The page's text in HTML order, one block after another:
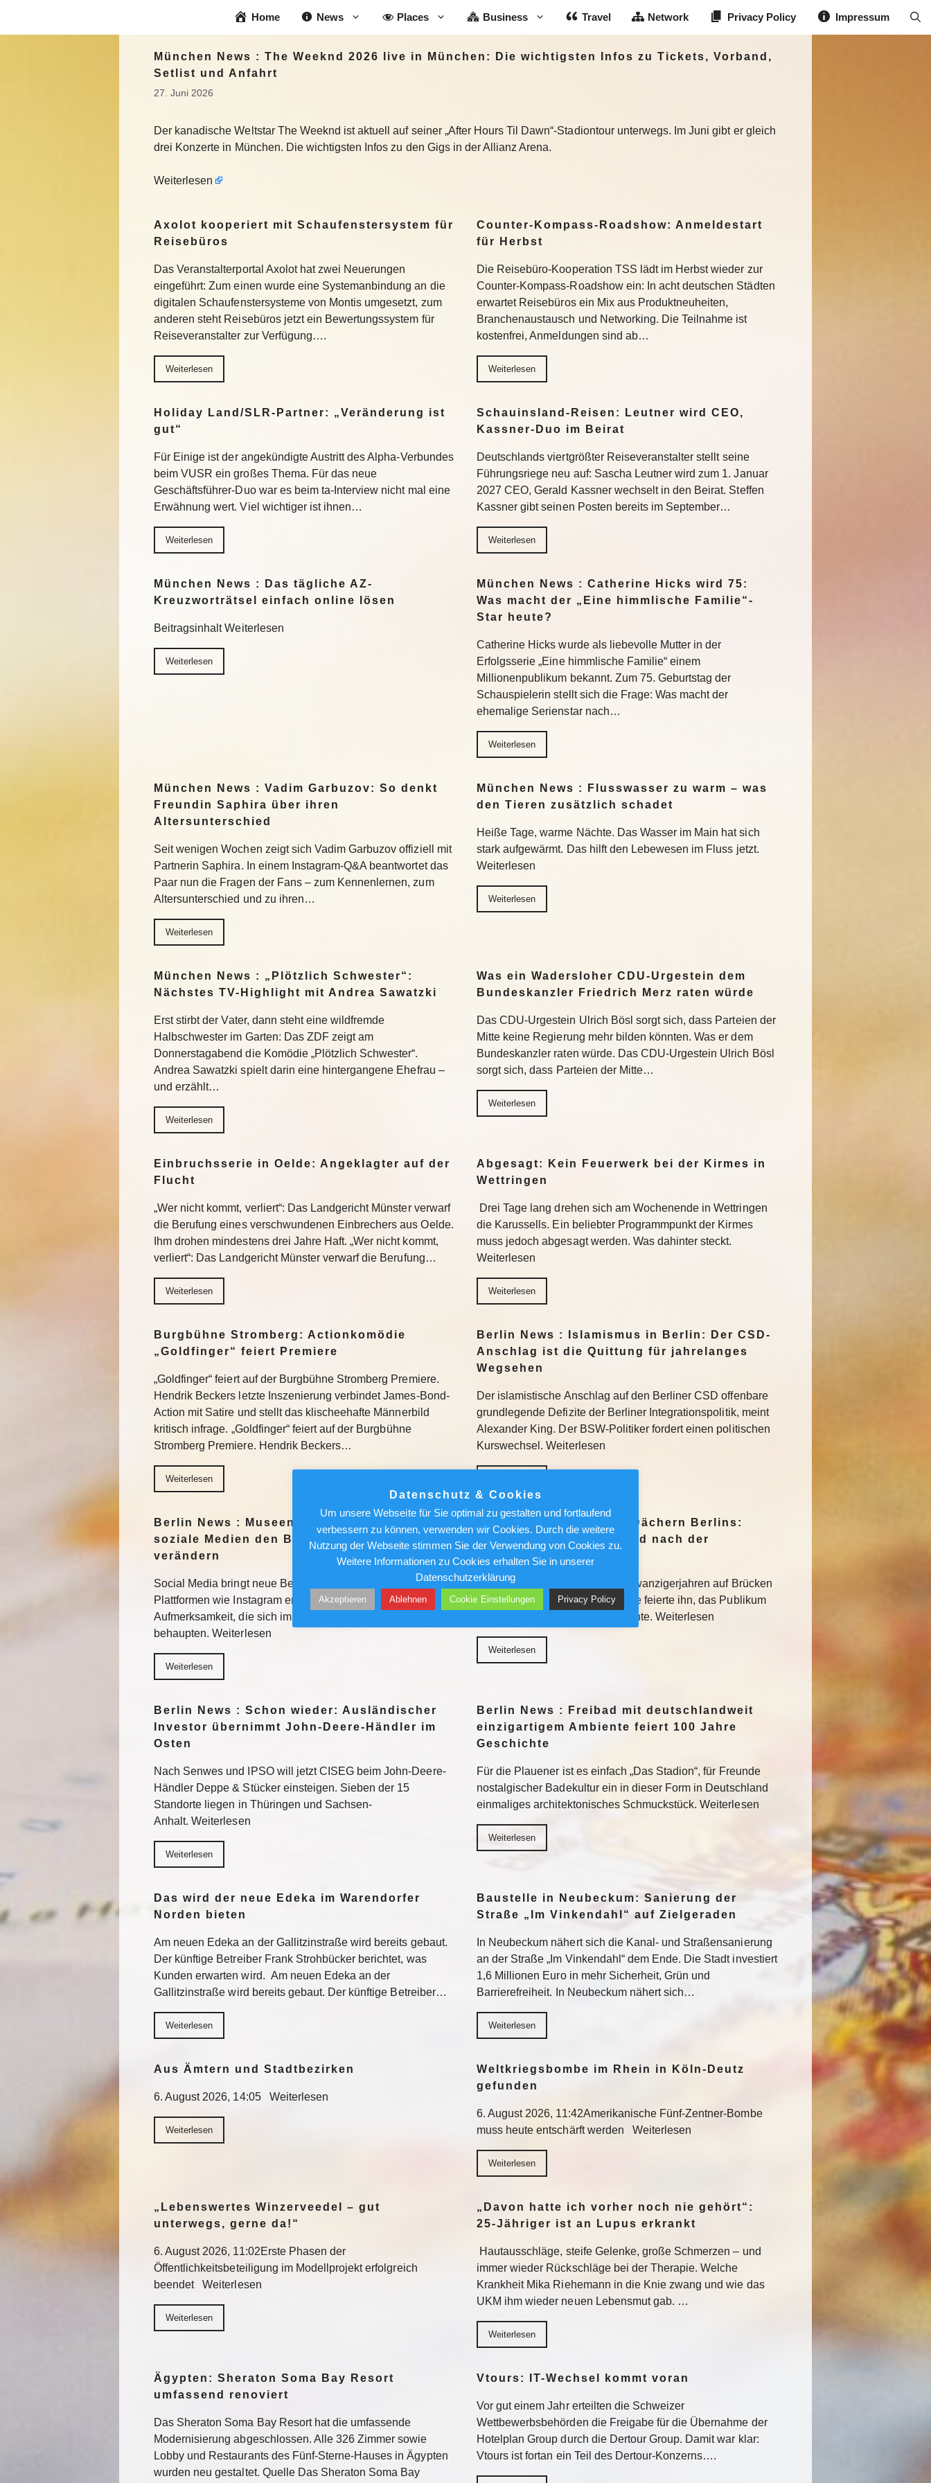
Home News Places Business Travel Network Privacy Policy Impressum
München News : The Weeknd 2026 live in München: Die wichtigsten Infos zu Tickets, Vorband,
Setlist und Anfahrt
27. Juni 2026
Der kanadische Weltstar The Weeknd ist aktuell auf seiner „After Hours Til Dawn“-Stadiontour unterwegs. Im Juni gibt er gleich
drei Konzerte in München. Die wichtigsten Infos zu den Gigs in der Allianz Arena.
Weiterlesen
Axolot kooperiert mit Schaufenstersystem für
Reisebüros
Das Veranstalterportal Axolot hat zwei Neuerungen
eingeführt: Zum einen wurde eine Systemanbindung an die
digitalen Schaufenstersysteme von Montis umgesetzt, zum
anderen steht Reisebüros jetzt ein Bewertungssystem für
Reiseveranstalter zur Verfügung….
Weiterlesen
Counter-Kompass-Roadshow: Anmeldestart
für Herbst
Die Reisebüro-Kooperation TSS lädt im Herbst wieder zur
Counter-Kompass-Roadshow ein: In acht deutschen Städten
erwartet Reisebüros ein Mix aus Produktneuheiten,
Branchenaustausch und Networking. Die Teilnahme ist
kostenfrei, Anmeldungen sind ab…
Weiterlesen
Holiday Land/SLR-Partner: „Veränderung ist
gut“
Für Einige ist der angekündigte Austritt des Alpha-Verbundes
beim VUSR ein großes Thema. Für das neue
Geschäftsführer-Duo war es beim ta-Interview nicht mal eine
Erwähnung wert. Viel wichtiger ist ihnen…
Weiterlesen
Schauinsland-Reisen: Leutner wird CEO,
Kassner-Duo im Beirat
Deutschlands viertgrößter Reiseveranstalter stellt seine
Führungsriege neu auf: Sascha Leutner wird zum 1. Januar
2027 CEO, Gerald Kassner wechselt in den Beirat. Steffen
Kassner gibt seinen Posten bereits im September…
Weiterlesen
München News : Das tägliche AZ-
Kreuzworträtsel einfach online lösen
Beitragsinhalt Weiterlesen
Weiterlesen
München News : Catherine Hicks wird 75:
Was macht der „Eine himmlische Familie“-
Star heute?
Catherine Hicks wurde als liebevolle Mutter in der
Erfolgsserie „Eine himmlische Familie“ einem
Millionenpublikum bekannt. Zum 75. Geburtstag der
Schauspielerin stellt sich die Frage: Was macht der
ehemalige Serienstar nach…
Weiterlesen
München News : Vadim Garbuzov: So denkt
Freundin Saphira über ihren
Altersunterschied
Seit wenigen Wochen zeigt sich Vadim Garbuzov offiziell mit
Partnerin Saphira. In einem Instagram-Q&A beantwortet das
Paar nun die Fragen der Fans – zum Kennenlernen, zum
Altersunterschied und zu ihren…
Weiterlesen
München News : Flusswasser zu warm – was
den Tieren zusätzlich schadet
Heiße Tage, warme Nächte. Das Wasser im Main hat sich
stark aufgewärmt. Das hilft den Lebewesen im Fluss jetzt.
Weiterlesen
Weiterlesen
München News : „Plötzlich Schwester“:
Nächstes TV-Highlight mit Andrea Sawatzki
Erst stirbt der Vater, dann steht eine wildfremde
Halbschwester im Garten: Das ZDF zeigt am
Donnerstagabend die Komödie „Plötzlich Schwester“.
Andrea Sawatzki spielt darin eine hintergangene Ehefrau –
und erzählt…
Weiterlesen
Was ein Wadersloher CDU-Urgestein dem
Bundeskanzler Friedrich Merz raten würde
Das CDU-Urgestein Ulrich Bösl sorgt sich, dass Parteien der
Mitte keine Regierung mehr bilden könnten. Was er dem
Bundeskanzler raten würde. Das CDU-Urgestein Ulrich Bösl
sorgt sich, dass Parteien der Mitte…
Weiterlesen
Einbruchsserie in Oelde: Angeklagter auf der
Flucht
„Wer nicht kommt, verliert“: Das Landgericht Münster verwarf
die Berufung eines verschwundenen Einbrechers aus Oelde.
Ihm drohen mindestens drei Jahre Haft. „Wer nicht kommt,
verliert“: Das Landgericht Münster verwarf die Berufung…
Weiterlesen
Abgesagt: Kein Feuerwerk bei der Kirmes in
Wettringen
Drei Tage lang drehen sich am Wochenende in Wettringen
die Karussells. Ein beliebter Programmpunkt der Kirmes
muss jedoch abgesagt werden. Was dahinter steckt.
Weiterlesen
Weiterlesen
Burgbühne Stromberg: Actionkomödie
„Goldfinger“ feiert Premiere
„Goldfinger“ feiert auf der Burgbühne Stromberg Premiere.
Hendrik Beckers letzte Inszenierung verbindet James-Bond-
Action mit Satire und stellt das klischeehafte Männerbild
kritisch infrage. „Goldfinger“ feiert auf der Burgbühne
Stromberg Premiere. Hendrik Beckers…
Weiterlesen
Berlin News : Islamismus in Berlin: Der CSD-
Anschlag ist die Quittung für jahrelanges
Wegsehen
Der islamistische Anschlag auf den Berliner CSD offenbare
grundlegende Defizite der Berliner Integrationspolitik, meint
Alexander King. Der BSW-Politiker fordert einen politischen
Kurswechsel. Weiterlesen
Berlin News : Museen für den Feed: Wie
soziale Medien den Blick auf Kunst
verändern
Social Media bringt neue Besucher in die Museen. Doch auf
Plattformen wie Instagram erhalten vor allem jene Motive
Aufmerksamkeit, die sich im Feed am besten
behaupten. Weiterlesen
Weiterlesen
Berlin News : Über den Dächern Berlins:
Alfred Torge und die Jagd nach der
Sensation
Ungesichert kletterte er in den Zwanzigerjahren auf Brücken
und Geschäftshäuser. Die Presse feierte ihn, das Publikum
liebte ihn – bis sein Stern verglühte. Weiterlesen
Weiterlesen
Berlin News : Schon wieder: Ausländischer
Investor übernimmt John-Deere-Händler im
Osten
Nach Senwes und IPSO will jetzt CISEG beim John-Deere-
Händler Deppe & Stücker einsteigen. Sieben der 15
Standorte liegen in Thüringen und Sachsen-
Anhalt. Weiterlesen
Weiterlesen
Berlin News : Freibad mit deutschlandweit
einzigartigem Ambiente feiert 100 Jahre
Geschichte
Für die Plauener ist es einfach „Das Stadion“, für Freunde
nostalgischer Badekultur ein in dieser Form in Deutschland
einmaliges architektonisches Schmuckstück. Weiterlesen
Weiterlesen
Das wird der neue Edeka im Warendorfer
Norden bieten
Am neuen Edeka an der Gallitzinstraße wird bereits gebaut.
Der künftige Betreiber Frank Strohbücker berichtet, was
Kunden erwarten wird. Am neuen Edeka an der
Gallitzinstraße wird bereits gebaut. Der künftige Betreiber…
Weiterlesen
Baustelle in Neubeckum: Sanierung der
Straße „Im Vinkendahl“ auf Zielgeraden
In Neubeckum nähert sich die Kanal- und Straßensanierung
an der Straße „Im Vinkendahl“ dem Ende. Die Stadt investiert
1,6 Millionen Euro in mehr Sicherheit, Grün und
Barrierefreiheit. In Neubeckum nähert sich…
Weiterlesen
Aus Ämtern und Stadtbezirken
6. August 2026, 14:05 Weiterlesen
Weiterlesen
Weltkriegsbombe im Rhein in Köln-Deutz
gefunden
6. August 2026, 11:42Amerikanische Fünf-Zentner-Bombe
muss heute entschärft werden Weiterlesen
Weiterlesen
„Lebenswertes Winzerveedel – gut
unterwegs, gerne da!“
6. August 2026, 11:02Erste Phasen der
Öffentlichkeitsbeteiligung im Modellprojekt erfolgreich
beendet Weiterlesen
Weiterlesen
„Davon hatte ich vorher noch nie gehört“:
25-Jähriger ist an Lupus erkrankt
Hautausschläge, steife Gelenke, große Schmerzen – und
immer wieder Rückschläge bei der Therapie. Welche
Krankheit Mika Riehemann in die Knie zwang und wie das
UKM ihm wieder neuen Lebensmut gab. …
Weiterlesen
Ägypten: Sheraton Soma Bay Resort
umfassend renoviert
Das Sheraton Soma Bay Resort hat die umfassende
Modernisierung abgeschlossen. Alle 326 Zimmer sowie
Lobby und Restaurants des Fünf-Sterne-Hauses in Ägypten
wurden neu gestaltet. Quelle Das Sheraton Soma Bay
Vtours: IT-Wechsel kommt voran
Vor gut einem Jahr erteilten die Schweizer
Wettbewerbsbehörden die Freigabe für die Übernahme der
Hotelplan Group durch die Dertour Group. Damit war klar:
Vtours ist fortan ein Teil des Dertour-Konzerns….
Datenschutz & Cookies
Um unsere Webseite für Sie optimal zu gestalten und fortlaufend
verbessern zu können, verwenden wir Cookies. Durch die weitere
Nutzung der Webseite stimmen Sie der Verwendung von Cookies zu.
Weitere Informationen zu Cookies erhalten Sie in unserer
Datenschutzerklärung
Akzeptieren Ablehnen Cookie Einstellungen Privacy Policy